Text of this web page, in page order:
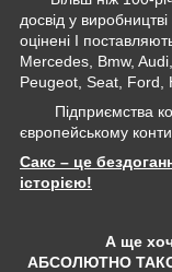
досвід у
оцінені І
Mercedes, Bmw,
Peugeot, Seat, Ford,
Підприємства
європейському
Сакс – це
історією!
А ще
АБСОЛЮТНО